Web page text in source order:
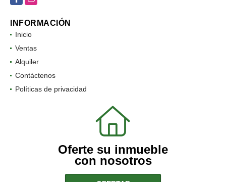
INFORMACIÓN
Inicio
Ventas
Alquiler
Contáctenos
Políticas de privacidad
Oferte su inmueble
con nosotros